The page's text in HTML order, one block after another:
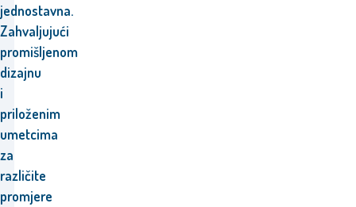
jednostavna.
Zahvaljujući
promišljenom
dizajnu
i
priloženim
umetcima
za
različite
promjere